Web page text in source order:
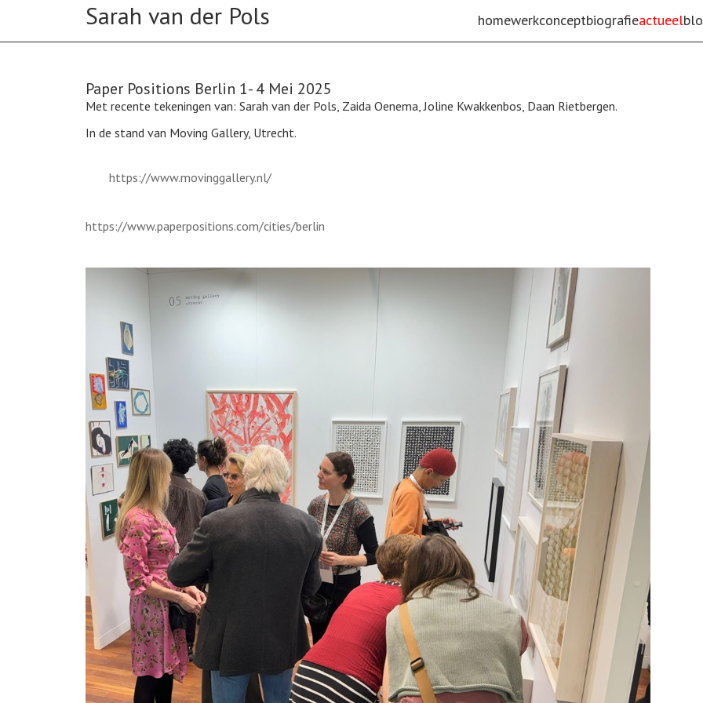
homewerkconceptbiografieactueel
Paper Positions Berlin 1- 4 Mei 2025
Met recente tekeningen van: Sarah van der Pols, Zaida Oenema, Joline Kwakkenbos, Daan Rietbergen.
In de stand van Moving Gallery, Utrecht.
https://www.movinggallery.nl/
https://www.paperpositions.com/cities/berlin